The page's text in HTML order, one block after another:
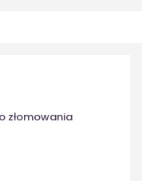
złomowania